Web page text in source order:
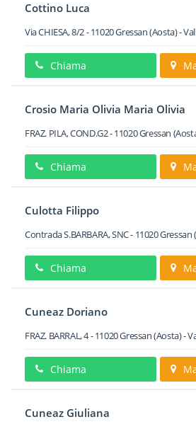
Cottino Luca
Via CHIESA, 8/2-11020Gressan(Aosta) -
Chiama
Crosio Maria Olivia Maria Olivia
FRAZ. PILA, COND.G2-11020Gressan
Chiama
Culotta Filippo
Contrada S.BARBARA, SNC- 11020Gressan
Chiama
Cuneaz Doriano
FRAZ. BARRAL, 4-11020Gressan(Aosta) -
Chiama
Cuneaz Giuliana